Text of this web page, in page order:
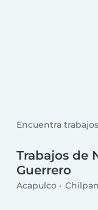
Encuentra
Trabajos de
Guerrero
Acapulco